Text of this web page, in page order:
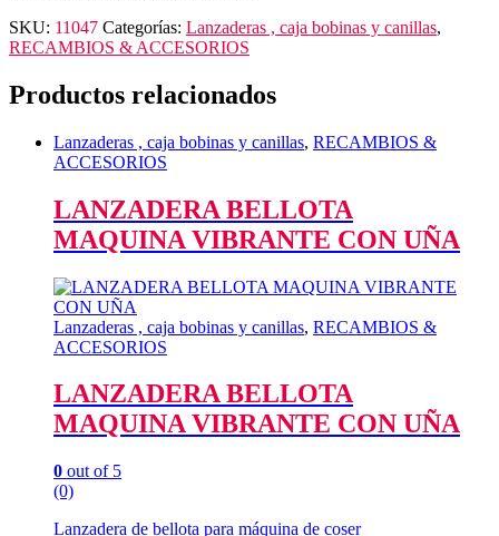
SKU: 11047 Categorías: Lanzaderas , caja bobinas y canillas,
RECAMBIOS & ACCESORIOS
Productos relacionados
Lanzaderas , caja bobinas y canillas, RECAMBIOS &
ACCESORIOS
LANZADERA BELLOTA
MAQUINA VIBRANTE CON UÑA
Lanzaderas , caja bobinas y canillas, RECAMBIOS &
ACCESORIOS
LANZADERA BELLOTA
MAQUINA VIBRANTE CON UÑA
0 out of 5
(0)
Lanzadera de bellota para máquina de coser